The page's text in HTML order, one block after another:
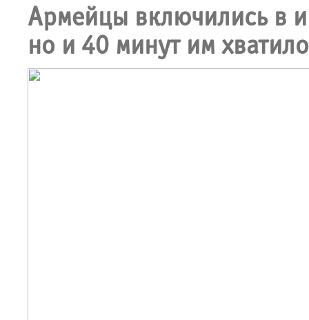
Армейцы включились в
но и 40 минут им